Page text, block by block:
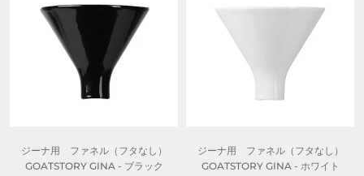
ジーナ用 ファネル（フタなし）
GOATSTORY GINA - ブラック
ジーナ用 ファネル（フタなし）
GOATSTORY GINA - ホワイト